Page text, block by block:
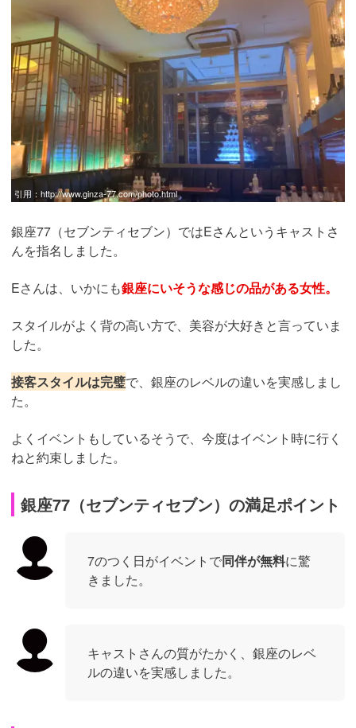
引用： http://www.ginza-77.com/photo.html
銀座77（セブンティセブン）ではEさんというキャストさ
んを指名しました。
Eさんは、いかにも銀座にいそうな感じの品がある女性。
スタイルがよく背の高い方で、美容が大好きと言っていま
した。
接客スタイルは完璧で、銀座のレベルの違いを実感しまし
た。
よくイベントもしているそうで、今度はイベント時に行く
ねと約束しました。
銀座77（セブンティセブン）の満足ポイント
7のつく日がイベントで同伴が無料に驚
きました。
キャストさんの質がたかく、銀座のレベ
ルの違いを実感しました。